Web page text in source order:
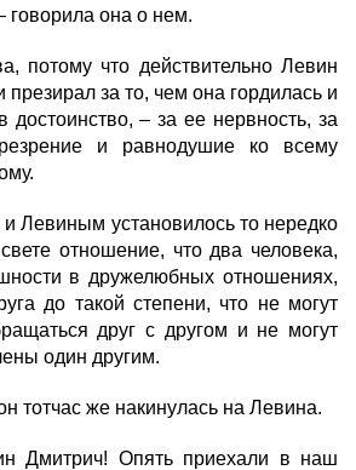
говорила она о нем.
что действительно Левин
презирал за то, чем она гордилась и
достоинство, – за ее нервность, за
и равнодушие ко всему
Левиным установилось то нередко
отношение, что два человека,
в дружелюбных отношениях,
до такой степени, что не могут
друг с другом и не могут
один другим.
тотчас же накинулась на Левина.
Дмитрич! Опять приехали в наш